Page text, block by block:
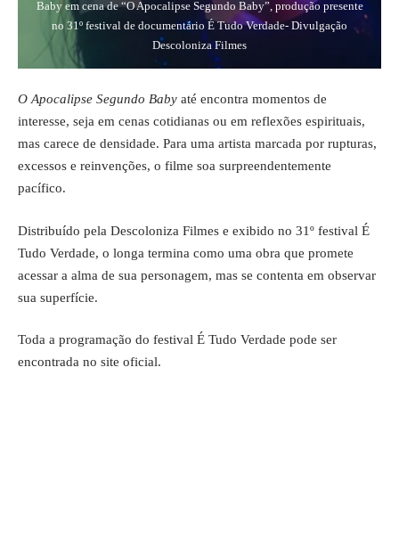
Baby em cena de “O Apocalipse Segundo Baby”, produção presente
no 31º festival de documentário É Tudo Verdade- Divulgação
Descoloniza Filmes
O Apocalipse Segundo Baby até encontra momentos de
interesse, seja em cenas cotidianas ou em reflexões espirituais,
mas carece de densidade. Para uma artista marcada por rupturas,
excessos e reinvenções, o filme soa surpreendentemente
pacífico.
Distribuído pela Descoloniza Filmes e exibido no 31º festival É
Tudo Verdade, o longa termina como uma obra que promete
acessar a alma de sua personagem, mas se contenta em observar
sua superfície.
Toda a programação do festival É Tudo Verdade pode ser
encontrada no site oficial.